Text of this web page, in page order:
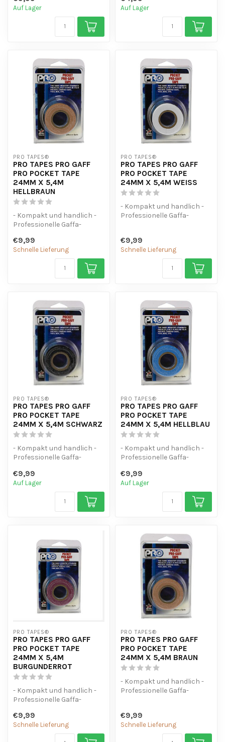
Auf Lager Auf Lager
PRO TAPES®
PRO TAPES PRO GAFF
PRO POCKET TAPE
24MM X 5,4M
HELLBRAUN
- Kompakt und handlich -
Professionelle Gaffa-
einsetzbar
€9,99
Schnelle Lieferung
PRO TAPES®
PRO TAPES PRO GAFF
PRO POCKET TAPE
24MM X 5,4M WEISS
- Kompakt und handlich -
Professionelle Gaffa-
€9,99
Schnelle Lieferung
PRO TAPES®
PRO TAPES PRO GAFF
PRO POCKET TAPE
24MM X 5,4M SCHWARZ
- Kompakt und handlich -
Professionelle Gaffa-
einsetzbar
€9,99
Auf Lager
PRO TAPES®
PRO TAPES PRO GAFF
PRO POCKET TAPE
24MM X 5,4M HELLBLAU
- Kompakt und handlich -
Professionelle Gaffa-
einsetzbar
€9,99
Auf Lager
PRO TAPES®
PRO TAPES PRO GAFF
PRO POCKET TAPE
24MM X 5,4M
BURGUNDERROT
- Kompakt und handlich -
Professionelle Gaffa-
einsetzbar
€9,99
Schnelle Lieferung
PRO TAPES®
PRO TAPES PRO GAFF
PRO POCKET TAPE
24MM X 5,4M BRAUN
- Kompakt und handlich -
Professionelle Gaffa-
€9,99
Schnelle Lieferung